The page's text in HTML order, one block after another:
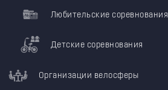
Любительские соревнования
Детские соревнования
Организации велосферы